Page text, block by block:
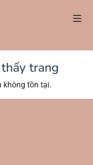
trang
không tồn tại.